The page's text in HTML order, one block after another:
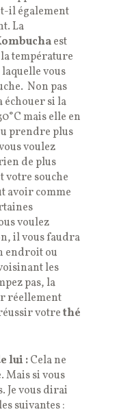
il également
La
est
température
vous
Non pas
échouer si la
mais elle en
prendre plus
voulez
de plus
votre souche
avoir comme
voulez
il vous faudra
endroit ou
les
pas, la
réellement
votrethé
lui :Cela ne
Mais si vous
Je vous dirai
suivantes :